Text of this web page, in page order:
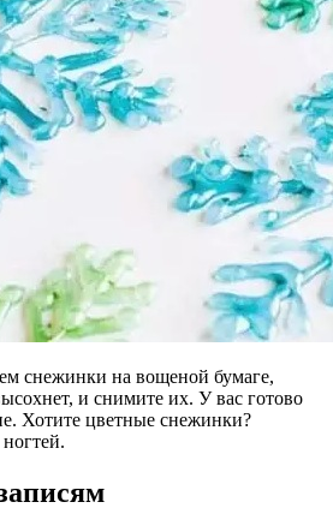
снежинки на вощеной бумаге,
и снимите их. У вас готово
Хотите цветные снежинки?